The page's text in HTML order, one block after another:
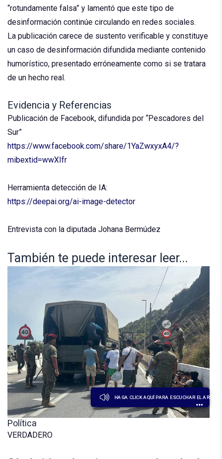
HAGA CLICK AQUÍ PARA ESCUCHAR EL
“rotundamente falsa” y lamentó que este tipo de
desinformación continúe circulando en redes sociales.
La publicación carece de sustento verificable y constituye
un caso de desinformación difundida mediante contenido
humorístico, presentado erróneamente como si se tratara
de un hecho real.
Evidencia y Referencias
Publicación de Facebook, difundida por “Pescadores del
Sur”
https://www.facebook.com/share/1YaZwxyxA4/?
mibextid=wwXIfr
Herramienta detección de IA:
https://deepai.org/ai-image-detector
Entrevista con la diputada Johana Bermúdez
También te puede interesar leer...
Política
VERDADERO